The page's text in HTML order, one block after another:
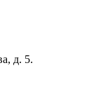
д. 5.